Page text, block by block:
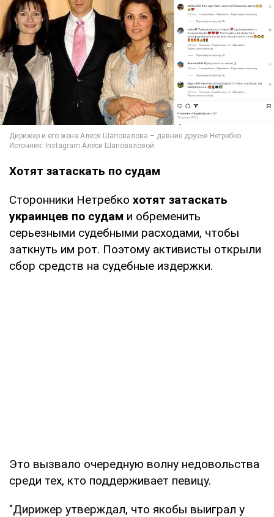
Хотят затаскать по судам
Сторонники Нетребко хотят затаскать
украинцев по судам и обременить
серьезными судебными расходами, чтобы
заткнуть им рот. Поэтому активисты открыли
сбор средств на судебные издержки.
Это вызвало очередную волну недовольства
среди тех, кто поддерживает певицу.
"Дирижер утверждал, что якобы выиграл у